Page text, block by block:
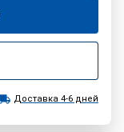
Доставка 4-6 дней